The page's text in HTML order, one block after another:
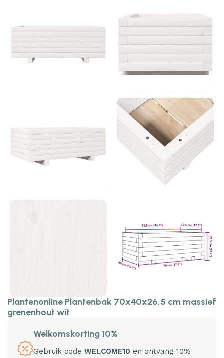
Plantenonline Plantenbak 70x40x26,5 cm massief
grenenhout wit
Welkomskorting 10%
Gebruik code WELCOME10 en ontvang 10%